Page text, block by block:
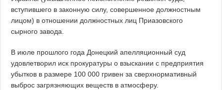
вступившего в законную силу, совершенное должностным
лицом) в отношении должностных лиц Приазовского
сырного завода.
В июле прошлого года Донецкий апелляционный суд
удовлетворил иск прокуратуры о взыскании с предприятия
убытков в размере 100 000 гривен за сверхнормативный
выброс загрязняющих веществ в атмосферу.